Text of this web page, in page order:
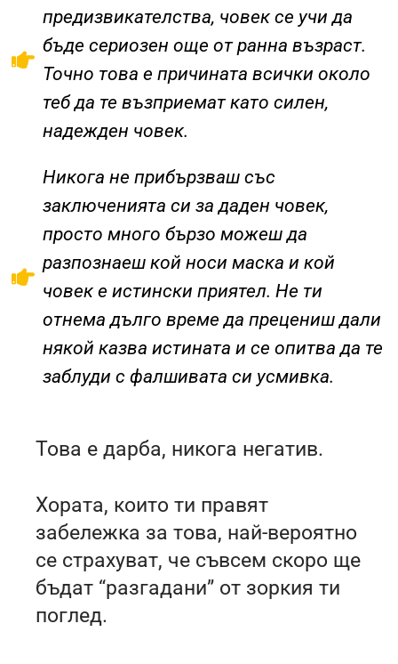
предизвикателства, човек се учи да
бъде сериозен още от ранна възраст.
Точно това е причината всички около
теб да те възприемат като силен,
надежден човек.
Никога не прибързваш със
заключенията си за даден човек,
просто много бързо можеш да
разпознаеш кой носи маска и кой
човек е истински приятел. Не ти
отнема дълго време да прецениш дали
някой казва истината и се опитва да те
заблуди с фалшивата си усмивка.
Това е дарба, никога негатив.
Хората, които ти правят
забележка за това, най-вероятно
се страхуват, че съвсем скоро ще
бъдат “разгадани” от зоркия ти
поглед.